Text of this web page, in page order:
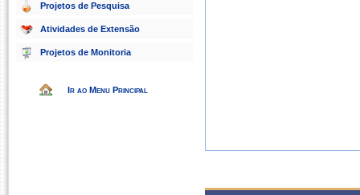
Projetos de Pesquisa
Atividades de Extensão
Projetos de Monitoria
Ir ao Menu Principal